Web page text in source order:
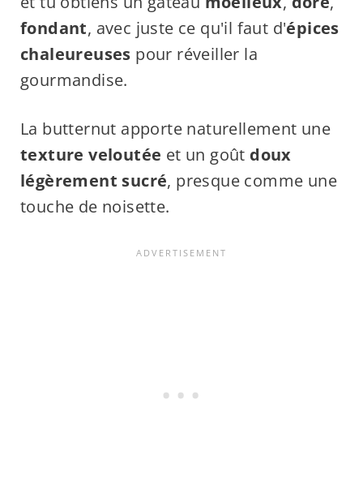
fondant, avec juste ce qu'il faut d'épices
chaleureuses pour réveiller la
gourmandise.
La butternut apporte naturellement une
texture veloutée et un goût doux
légèrement sucré, presque comme une
touche de noisette.